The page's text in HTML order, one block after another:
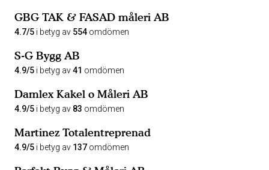
GBG TAK & FASAD måleri AB
4.7/5 i betyg av 554 omdömen
S-G Bygg AB
4.9/5 i betyg av41 omdömen
Damlex Kakel o Måleri AB
4.9/5 i betyg av 83 omdömen
Martinez Totalentreprenad
4.9/5 i betyg av 137 omdömen